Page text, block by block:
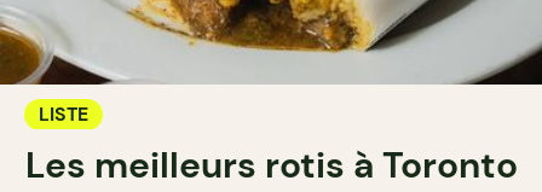
LISTE
Les meilleurs rotis à Toronto